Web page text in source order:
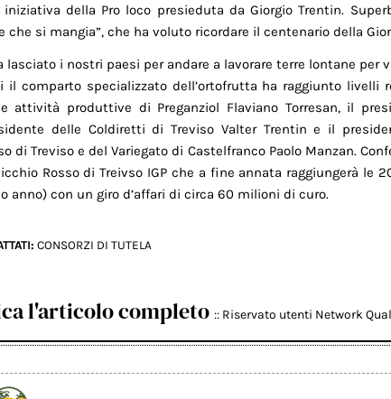
iniziativa della Pro loco presieduta da Giorgio Trentin.
che si mangia”, che ha voluto ricordare il centenario della
lasciato i nostri paesi per andare a lavorare terre lontane per
il comparto specializzato dell’ortofrutta ha raggiunto livelli
attività produttive di Preganziol Flaviano Torresan, il
delle Coldiretti di Treviso Valter Trentin e il
di Treviso e del Variegato di Castelfranco Paolo Manzan.
Rosso di Treivso IGP che a fine annata raggiungerà le
anno) con un giro d’affari di circa 60 milioni di curo.
CONSORZI DI TUTELA
l'articolo completo :: Riservato utenti Network